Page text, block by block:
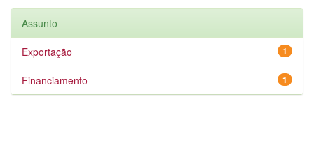
Assunto
1
Exportação
1
Financiamento